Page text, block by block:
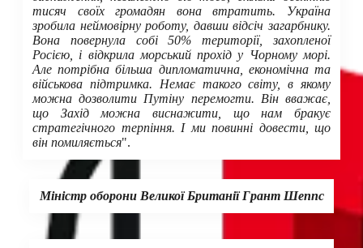
тисяч своїх громадян вона втратить. Україна
зробила неймовірну роботу, давши відсіч загарбнику.
Вона повернула собі 50% території, захопленої
Росією, і відкрила морський прохід у Чорному морі.
Але потрібна більша дипломатична, економічна та
військова підтримка. Немає такого світу, в якому
можна дозволити Путіну перемогти. Він вважає,
що Захід можна виснажити, що нам бракує
стратегічного терпіння. І ми повинні довести, що
він помиляється".
Міністр оборони Великої Британії Грант Шеппс